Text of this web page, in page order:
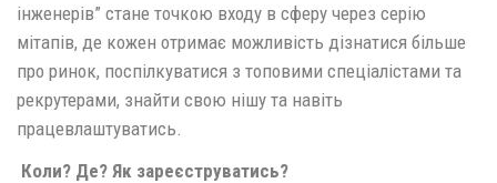
інженерів” стане точкою входу в сферу через серію
мітапів, де кожен отримає можливість дізнатися більше
про ринок, поспілкуватися з топовими спеціалістами та
рекрутерами, знайти свою нішу та навіть
працевлаштуватись.
Коли? Де? Як зареєструватись?